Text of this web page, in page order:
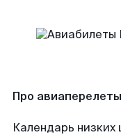
Про
Календарь низких